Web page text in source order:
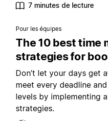
7 minutes de lecture
Pour les équipes
The 10 best time
strategies for
Don’t let your days get
meet every deadline
levels by implementing
strategies.